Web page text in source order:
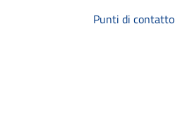
Punti di contatto